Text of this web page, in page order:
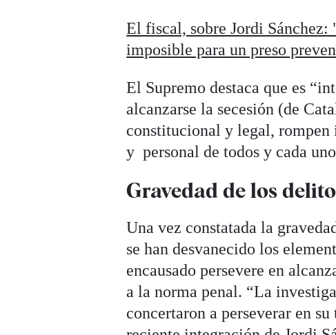
El fiscal, sobre Jordi
imposible para un preso
El Supremo destaca que es
alcanzarse la secesión (de
constitucional y legal,
y personal de todos y cada
Gravedad de los
Una vez constatada la
se han desvanecido los
encausado persevere en
a la norma penal. “La
concertaron a perseverar en